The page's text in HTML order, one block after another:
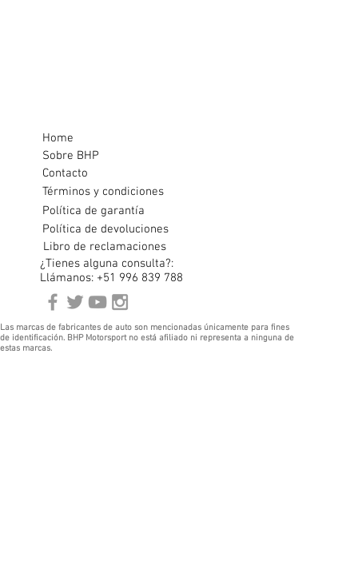
Home
Sobre BHP
Contacto
Términos y condiciones
Política de garantía
Política de devoluciones
Libro de reclamaciones
¿Tienes alguna consulta?:
Llámanos: +51 996 839 788
Las marcas de fabricantes de auto son mencionadas únicamente para fines
de identificación. BHP Motorsport no está afiliado ni representa a ninguna de
estas marcas.